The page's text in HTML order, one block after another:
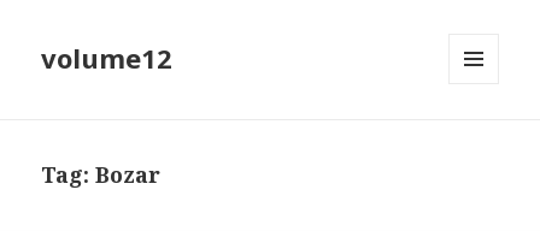
volume12
Tag:Bozar